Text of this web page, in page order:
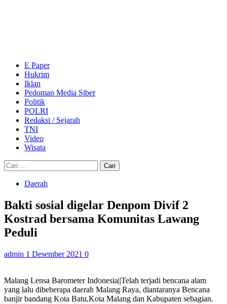
E Paper
Hukrim
Iklan
Pedoman Media Siber
Politik
POLRI
Redaksi / Sejarah
TNI
Video
Wisata
Cari
untuk:
Daerah
Bakti sosial digelar Denpom Divif 2
Kostrad bersama Komunitas Lawang
Peduli
admin 1 Desember 2021 0
Malang Lensa Barometer Indonesia||Telah terjadi bencana alam
yang lalu dibeberapa daerah Malang Raya, diantaranya Bencana
banjir bandang Kota Batu,Kota Malang dan Kabupaten sebagian.